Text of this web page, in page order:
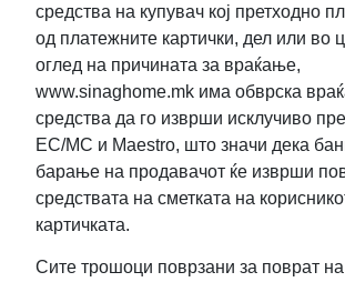
средства на купувач кој претходно
од платежните картички, дел или во
оглед на причината за враќање,
www.sinaghome.mk има обврска
средства да го изврши исклучиво
EC/MC и Maestro, што значи дека
барање на продавачот ќе изврши
средствата на сметката на
картичката.
Сите трошоци поврзани за поврат